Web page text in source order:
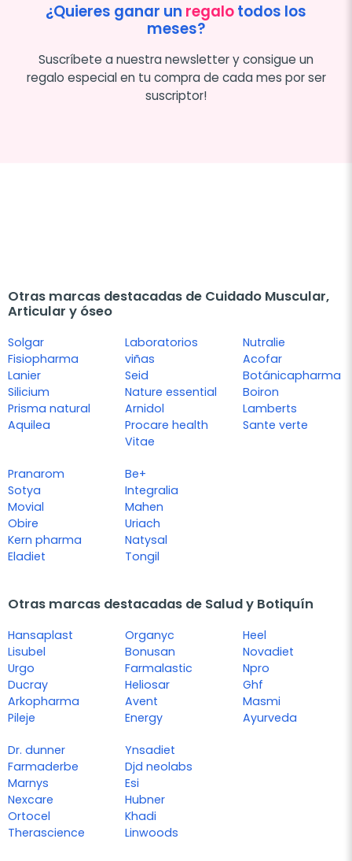
¿Quieres ganar un regalotodos los
meses?
Suscríbete a nuestra newsletter y consigue un
regalo especial en tu compra de cada mes por ser
suscriptor!
Otras marcas destacadas de Cuidado Muscular,
Articular y óseo
Solgar
Fisiopharma
Lanier
Silicium
Prisma natural
Aquilea
Laboratorios
viñas
Seid
Nature essential
Arnidol
Procare health
Vitae
Nutralie
Acofar
Botánicapharma
Boiron
Lamberts
Sante verte
Pranarom
Sotya
Movial
Obire
Kern pharma
Eladiet
Be+
Integralia
Mahen
Uriach
Natysal
Tongil
Otras marcas destacadas de Salud y Botiquín
Hansaplast
Lisubel
Urgo
Ducray
Arkopharma
Pileje
Organyc
Bonusan
Farmalastic
Heliosar
Avent
Energy
Heel
Novadiet
Npro
Ghf
Masmi
Ayurveda
Dr. dunner
Farmaderbe
Marnys
Nexcare
Ortocel
Therascience
Ynsadiet
Djd neolabs
Esi
Hubner
Khadi
Linwoods